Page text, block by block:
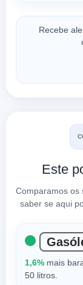
Recebe
Este
Comparamos os
saber se aqui
1,6%mais
50 litros.